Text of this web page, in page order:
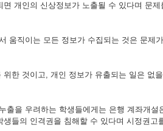
개인의 신상정보가 노출될 수 있다며 문
움직이는 모든 정보가 수집되는 것은 문제
한 것이고, 개인 정보가 유출되는 일은 없
출을 우려하는 학생들에게는 은행 계좌개
들의 인격권을 침해할 수 있다며 시정권고